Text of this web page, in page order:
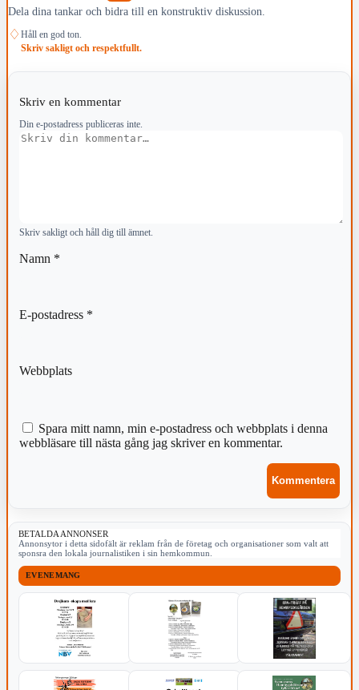
Dela dina tankar och bidra till en konstruktiv diskussion.
♢ Håll en god ton.
Skriv sakligt och respektfullt.
Skriv en kommentar
Din e-postadress publiceras inte.
Kommentar
Skriv sakligt och håll dig till ämnet.
Namn *
E-postadress *
Webbplats
Spara mitt namn, min e-postadress och webbplats i denna
webbläsare till nästa gång jag skriver en kommentar.
BETALDA ANNONSER
Annonsytor i detta sidofält är reklam från de företag och organisationer som valt att
sponsra den lokala journalistiken i sin hemkommun.
EVENEMANG